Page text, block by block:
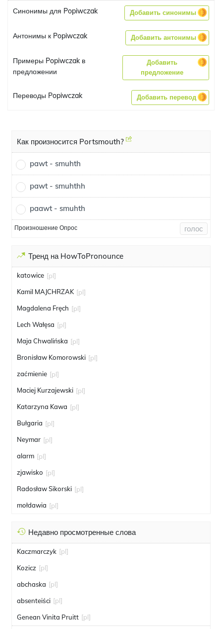
Синонимы для Popiwczak Добавить синонимы
Антонимы к Popiwczak Добавить антонимы
Примеры Popiwczak в
предложении
Добавить
предложение
Переводы Popiwczak Добавить перевод
Как произносится Portsmouth?
pawt - smuhth
pawt - smuhthh
paawt - smuhth
Произношение Опрос голос
Тренд на HowToPronounce
katowice [pl]
Kamil MAJCHRZAK [pl]
Magdalena Fręch [pl]
Lech Wałęsa [pl]
Maja Chwalińska [pl]
Bronisław Komorowski [pl]
zaćmienie [pl]
Maciej Kurzajewski [pl]
Katarzyna Kawa [pl]
Bułgaria [pl]
Neymar [pl]
alarm [pl]
zjawisko [pl]
Radosław Sikorski [pl]
mołdawia [pl]
Недавно просмотренные слова
Kaczmarczyk [pl]
Kozicz [pl]
abchaska [pl]
absenteiści [pl]
Genean Vinita Pruitt [pl]